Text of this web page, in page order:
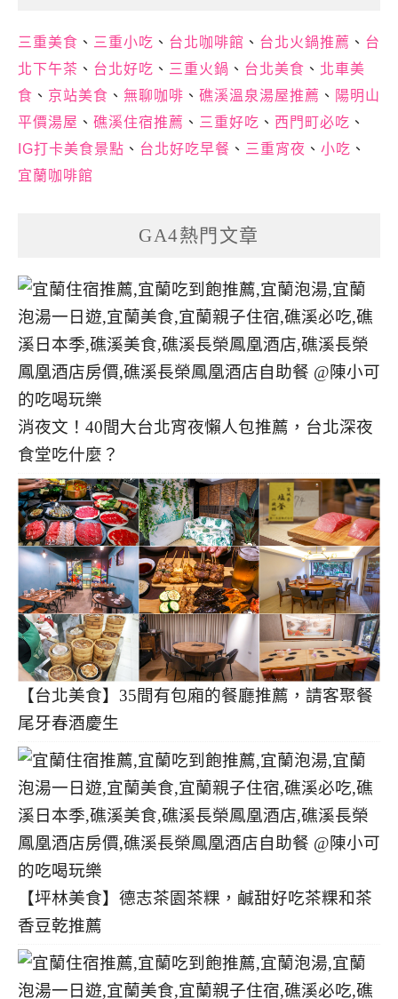
三重美食 、 三重小吃 、 台北咖啡館 、 台北火鍋推薦 、 台
北下午茶 、 台北好吃 、 三重火鍋 、 台北美食 、 北車美
食 、 京站美食 、 無聊咖啡 、 礁溪溫泉湯屋推薦 、 陽明山
平價湯屋 、 礁溪住宿推薦 、 三重好吃 、 西門町必吃 、
IG打卡美食景點 、 台北好吃早餐 、 三重宵夜 、 小吃 、
宜蘭咖啡館
GA4熱門文章
消夜文！40間大台北宵夜懶人包推薦，台北深夜
食堂吃什麼？
【台北美食】35間有包廂的餐廳推薦，請客聚餐
尾牙春酒慶生
【坪林美食】德志茶園茶粿，鹹甜好吃茶粿和茶
香豆乾推薦